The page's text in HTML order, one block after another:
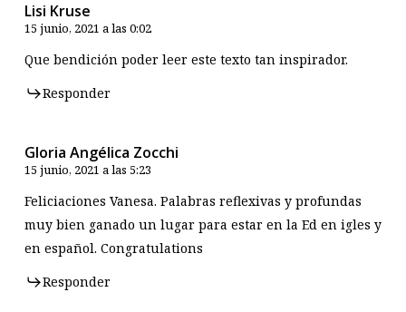
Lisi Kruse
15 junio, 2021 a las 0:02
Que bendición poder leer este texto tan inspirador.
Responder
Gloria Angélica Zocchi
15 junio, 2021 a las 5:23
Feliciaciones Vanesa. Palabras reflexivas y profundas
muy bien ganado un lugar para estar en la Ed en igles y
en español. Congratulations
Responder